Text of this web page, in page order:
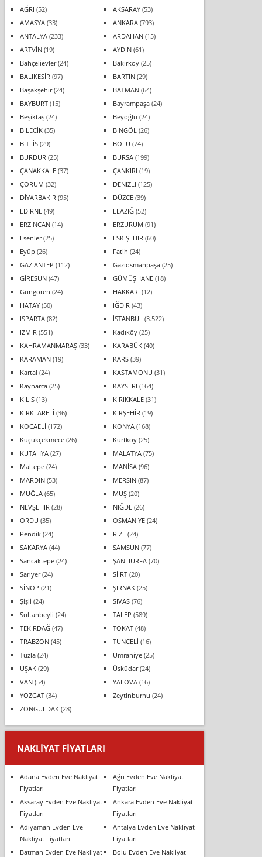
AĞRI (52) AKSARAY(53)
AMASYA(33) ANKARA(793)
ANTALYA(233) ARDAHAN(15)
ARTVİN(19) AYDIN(61)
Bahçelievler(24) Bakırköy(25)
BALIKESİR (97) BARTIN(29)
Başakşehir(24) BATMAN(64)
BAYBURT(15) Bayrampaşa(24)
Beşiktaş(24) Beyoğlu (24)
BİLECİK(35) BİNGÖL (26)
BİTLİS(29) BOLU (74)
BURDUR (25) BURSA(199)
ÇANAKKALE(37) ÇANKIRI (19)
ÇORUM (32) DENİZLİ (125)
DİYARBAKIR (95) DÜZCE(39)
EDİRNE(49) ELAZIĞ(52)
ERZİNCAN(14) ERZURUM (91)
Esenler(25) ESKİŞEHİR (60)
Eyüp (26) Fatih (24)
GAZİANTEP (112) Gaziosmanpaşa(25)
GİRESUN(47) GÜMÜŞHANE(18)
Güngören (24) HAKKARİ (12)
HATAY(50) IĞDIR (43)
ISPARTA(82) İSTANBUL (3.522)
İZMİR (551) Kadıköy(25)
KAHRAMANMARAŞ(33) KARABÜK(40)
KARAMAN(19) KARS(39)
Kartal (24) KASTAMONU (31)
Kaynarca(25) KAYSERİ (164)
KİLİS(13) KIRIKKALE(31)
KIRKLARELİ (36) KIRŞEHİR (19)
KOCAELİ (172) KONYA(168)
Küçükçekmece(26) Kurtköy(25)
KÜTAHYA(27) MALATYA(75)
Maltepe(24) MANİSA(96)
MARDİN(53) MERSİN(87)
MUĞLA(65) MUŞ(20)
NEVŞEHİR (28) NİĞDE(26)
ORDU (35) OSMANİYE(24)
Pendik(24) RİZE(24)
SAKARYA(44) SAMSUN(77)
Sancaktepe(24) ŞANLIURFA(70)
Sarıyer(24) SİİRT(20)
SİNOP (21) ŞIRNAK(25)
Şişli (24) SİVAS(76)
Sultanbeyli (24) TALEP (589)
TEKİRDAĞ(47) TOKAT(48)
TRABZON(45) TUNCELİ (16)
Tuzla(24) Ümraniye(25)
UŞAK(29) Üsküdar(24)
VAN(54) YALOVA(16)
YOZGAT(34) Zeytinburnu (24)
ZONGULDAK(28)
NAKLIYAT FIYATLARI
Adana Evden Eve Nakliyat
Fiyatları
Ağrı Evden Eve Nakliyat
Fiyatları
Aksaray Evden Eve Nakliyat
Fiyatları
Ankara Evden Eve Nakliyat
Fiyatları
Adıyaman Evden Eve
Nakliyat Fiyatları
Antalya Evden Eve Nakliyat
Fiyatları
Batman Evden Eve Nakliyat
Bolu Evden Eve Nakliyat